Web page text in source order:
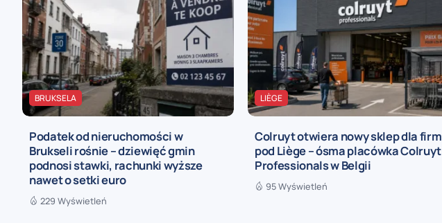
BRUKSELA
Podatek od nieruchomości w
Brukseli rośnie – dziewięć gmin
podnosi stawki, rachunki wyższe
nawet o setki euro
229 Wyświetleń
LIÈGE
Colruyt otwiera nowy sklep dla firm
pod Liège – ósma placówka Colruyt
Professionals w Belgii
95 Wyświetleń